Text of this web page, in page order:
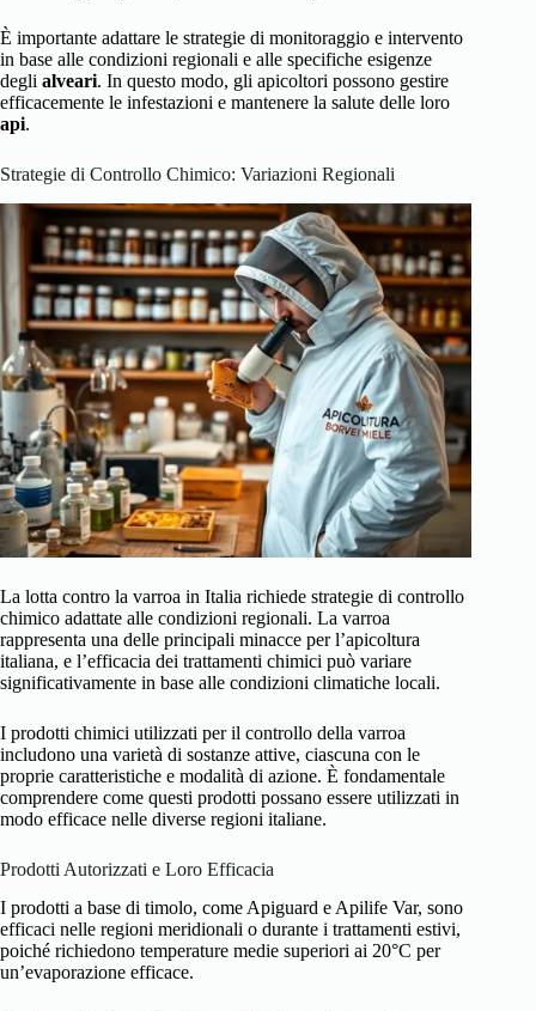
È importante adattare le strategie di monitoraggio e intervento
in base alle condizioni regionali e alle specifiche esigenze
degli alveari. In questo modo, gli apicoltori possono gestire
efficacemente le infestazioni e mantenere la salute delle loro
api.
Strategie di Controllo Chimico: Variazioni Regionali
La lotta contro la varroa in Italia richiede strategie di controllo
chimico adattate alle condizioni regionali. La varroa
rappresenta una delle principali minacce per l’apicoltura
italiana, e l’efficacia dei trattamenti chimici può variare
significativamente in base alle condizioni climatiche locali.
I prodotti chimici utilizzati per il controllo della varroa
includono una varietà di sostanze attive, ciascuna con le
proprie caratteristiche e modalità di azione. È fondamentale
comprendere come questi prodotti possano essere utilizzati in
modo efficace nelle diverse regioni italiane.
Prodotti Autorizzati e Loro Efficacia
I prodotti a base di timolo, come Apiguard e Apilife Var, sono
efficaci nelle regioni meridionali o durante i trattamenti estivi,
poiché richiedono temperature medie superiori ai 20°C per
un’evaporazione efficace.